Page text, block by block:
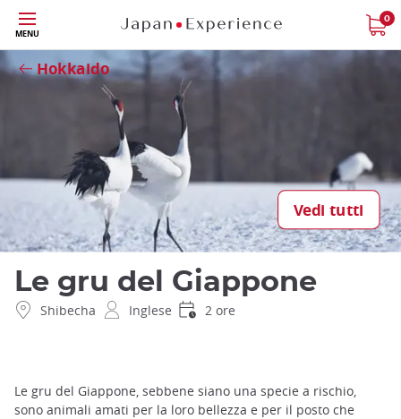
Skip
to
main
content
MENU
0
Hokkaido
Vedi tutti
Close
Le gru del Giappone
Shibecha Inglese 2 ore
Le gru del Giappone, sebbene siano una specie a rischio,
sono animali amati per la loro bellezza e per il posto che